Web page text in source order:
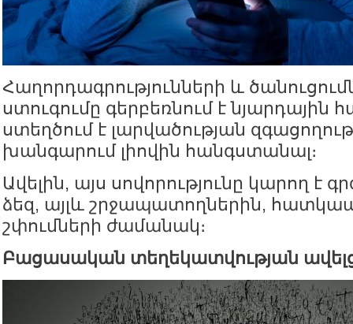
Հաղորդագրությունների և
ստուգումը գերբեռնում է նյարդային
ստեղծում է լարվածության
խանգարում լիովին հանգստանալ։
Ավելին, այս սովորությունը կարող է
ձեզ, այլև շրջապատողներին,
շփումների ժամանակ։
Բացասական տեղեկատվության